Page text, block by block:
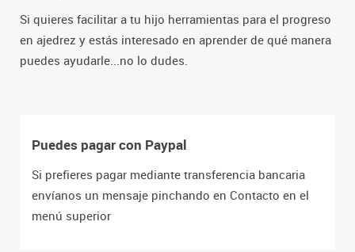
Si quieres facilitar a tu hijo herramientas para el progreso
en ajedrez y estás interesado en aprender de qué manera
puedes ayudarle...no lo dudes.
Puedes pagar con Paypal
Si prefieres pagar mediante transferencia bancaria
envíanos un mensaje pinchando en Contacto en el
menú superior